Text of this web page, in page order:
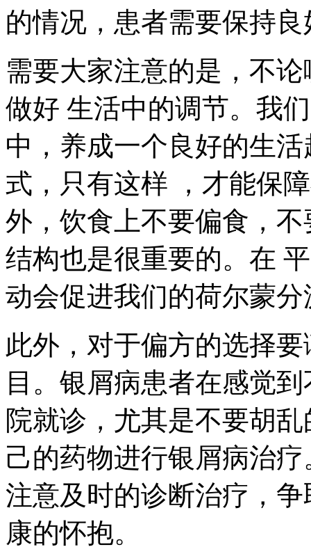
的情况，患者需要保持
需要大家注意的是，不
做好 生活中的调节。我
中，养成一个良好的生
式，只有这样 ，才能保
外，饮食上不要偏食，
结构也是很重要的。在
动会促进我们的荷尔蒙
此外，对于偏方的选择
目。银屑病患者在感觉
院就诊，尤其是不要胡
己的药物进行银屑病治
注意及时的诊断治疗，
康的怀抱。